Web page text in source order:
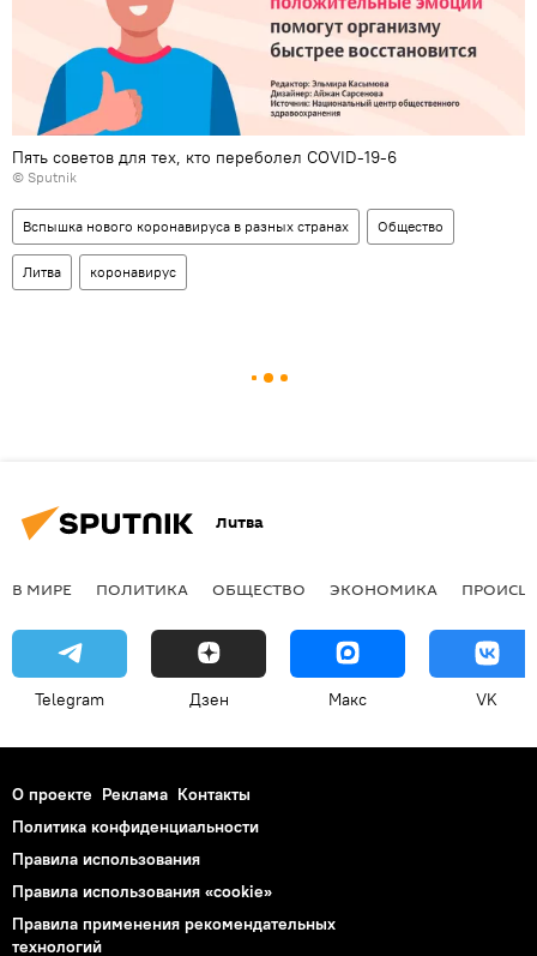
Пять советов для тех, кто переболел COVID-19-6
© Sputnik
Вспышка нового коронавируса в разных странах Общество
Литва коронавирус
Литва
В МИРЕ ПОЛИТИКА ОБЩЕСТВО ЭКОНОМИКА
Telegram Дзен Макс VK
О проекте Реклама Контакты
Политика конфиденциальности
Правила использования
Правила использования «cookie»
Правила применения рекомендательных
технологий